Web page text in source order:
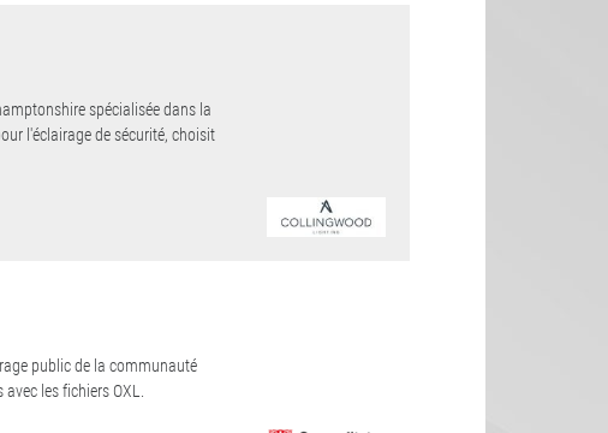
spécialisée dans la
l'éclairage de sécurité, choisit
public de la communauté
les fichiers OXL.